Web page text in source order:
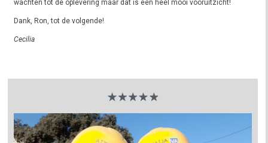
wachten tot de oplevering maar dat is een heel mooi vooruitzicht!
Dank, Ron, tot de volgende!
Cecilia